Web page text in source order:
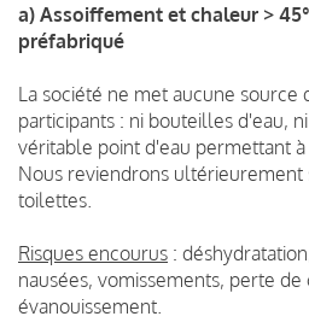
a) Assoiffement et chaleur >
préfabriqué
La société ne met aucune source
participants : ni bouteilles d'eau,
véritable point d'eau permettant à
Nous reviendrons ultérieurement
toilettes.
Risques encourus :
nausées, vomissements, perte de
évanouissement.